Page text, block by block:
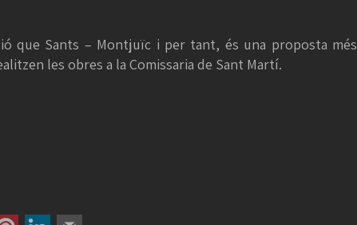
que Sants – Montjuïc i per tant, és una proposta més
les obres a la Comissaria de Sant Martí.